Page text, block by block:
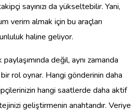
sayınızı da yükseltebilir. Yani,
verim almak için bu araçları
haline geliyor.
değil, aynı zamanda
rol oynar. Hangi gönderinin daha
hangi saatlerde daha aktif
geliştirmenin anahtarıdır. Veriye